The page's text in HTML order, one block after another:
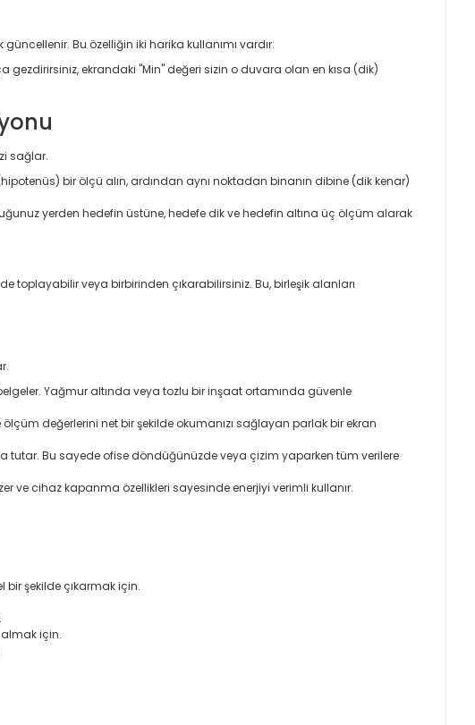
Bu özelliğin iki harika kullanımı vardır:
ekrandaki "Min" değeri sizin o duvara olan en kısa (dik)
sağlar.
bir ölçü alın, ardından aynı noktadan binanın dibine (dik kenar)
yerden hedefin üstüne, hedefe dik ve hedefin altına üç ölçüm alarak
toplayabilir veya birbirinden çıkarabilirsiniz. Bu, birleşik alanları
Yağmur altında veya tozlu bir inşaat ortamında güvenle
değerlerini net bir şekilde okumanızı sağlayan parlak bir ekran
tutar. Bu sayede ofise döndüğünüzde veya çizim yaparken tüm verilere
ve cihaz kapanma özellikleri sayesinde enerjiyi verimli kullanır.
bir şekilde çıkarmak için.
için.